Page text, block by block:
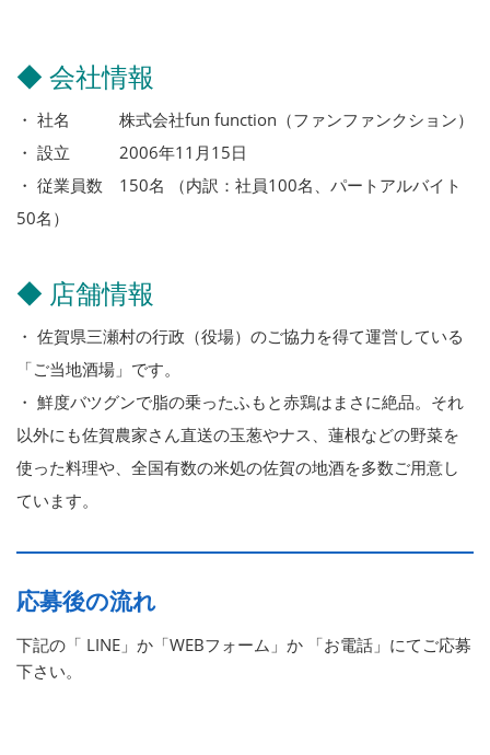
◆ 会社情報
・ 社名 株式会社fun function（ファンファンクション）
・ 設立 2006年11月15日
・ 従業員数 150名 （内訳：社員100名、パートアルバイト
50名）
◆ 店舗情報
・ 佐賀県三瀬村の行政（役場）のご協力を得て運営している
「ご当地酒場」です。
・ 鮮度バツグンで脂の乗ったふもと赤鶏はまさに絶品。それ
以外にも佐賀農家さん直送の玉葱やナス、蓮根などの野菜を
使った料理や、全国有数の米処の佐賀の地酒を多数ご用意し
ています。
応募後の流れ
下記の「 LINE」か「WEBフォーム」か 「お電話」にてご応募
下さい。